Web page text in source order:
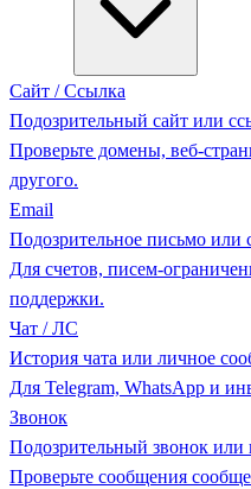
Сайт / Ссылка
Подозрительный сайт или
Проверьте домены, веб-
другого.
Email
Подозрительное письмо или
Для счетов, писем-
поддержки.
Чат / ЛС
История чата или личное
Для Telegram, WhatsApp и
Звонок
Подозрительный звонок или
Проверьте сообщения